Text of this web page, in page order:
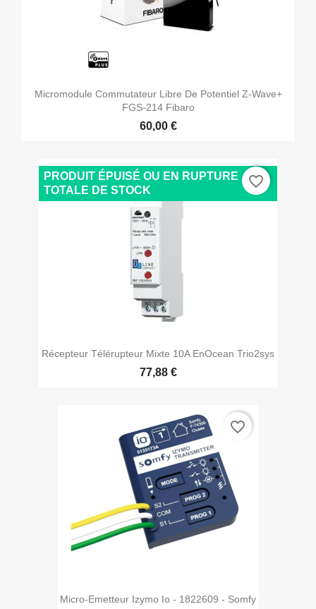
Micromodule Commutateur Libre De Potentiel Z-Wave+
FGS-214 Fibaro
60,00 €
Récepteur Télérupteur Mixte 10A EnOcean Trio2sys
77,88 €
PRODUIT ÉPUISÉ OU EN RUPTURE
TOTALE DE STOCK
favorite_border
Micro-Emetteur Izymo Io - 1822609 - Somfy
favorite_border